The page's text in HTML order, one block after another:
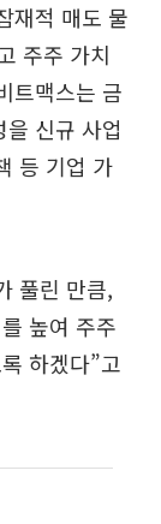
재적 매도 물
주주 가치
트맥스는 금
신규 사업
등 기업 가
풀린 만큼,
높여 주주
하겠다”고